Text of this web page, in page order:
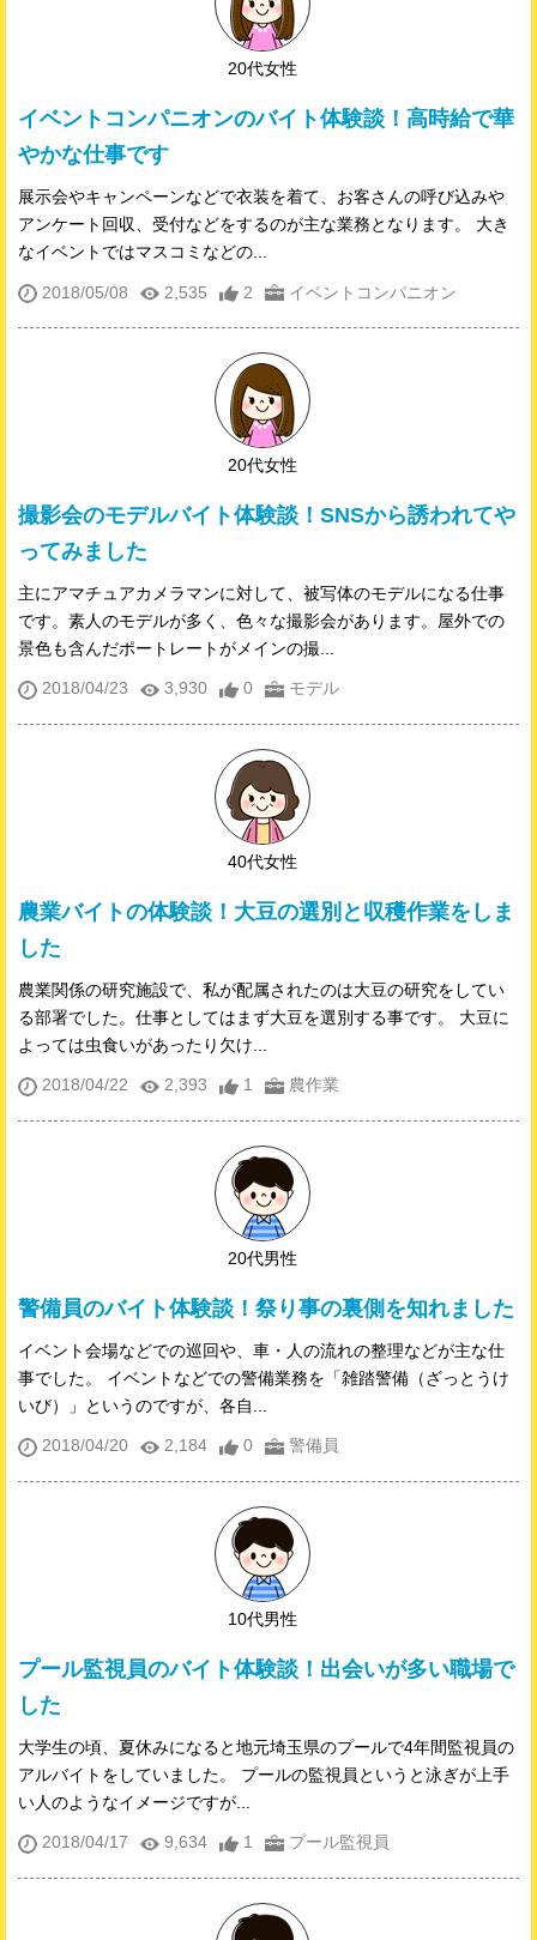
20代女性
イベントコンパニオンのバイト体験談！高時給で華
やかな仕事です
展示会やキャンペーンなどで衣装を着て、お客さんの呼び込みや
アンケート回収、受付などをするのが主な業務となります。 大き
なイベントではマスコミなどの...
2018/05/08 2,535 2 イベントコンパニオン
20代女性
撮影会のモデルバイト体験談！SNSから誘われてや
ってみました
主にアマチュアカメラマンに対して、被写体のモデルになる仕事
です。素人のモデルが多く、色々な撮影会があります。屋外での
景色も含んだポートレートがメインの撮...
2018/04/23 3,930 0 モデル
40代女性
農業バイトの体験談！大豆の選別と収穫作業をしま
した
農業関係の研究施設で、私が配属されたのは大豆の研究をしてい
る部署でした。仕事としてはまず大豆を選別する事です。 大豆に
よっては虫食いがあったり欠け...
2018/04/22 2,393 1 農作業
20代男性
警備員のバイト体験談！祭り事の裏側を知れました
イベント会場などでの巡回や、車・人の流れの整理などが主な仕
事でした。 イベントなどでの警備業務を「雑踏警備（ざっとうけ
いび）」というのですが、各自...
2018/04/20 2,184 0 警備員
10代男性
プール監視員のバイト体験談！出会いが多い職場で
した
大学生の頃、夏休みになると地元埼玉県のプールで4年間監視員の
アルバイトをしていました。 プールの監視員というと泳ぎが上手
い人のようなイメージですが...
2018/04/17 9,634 1 プール監視員